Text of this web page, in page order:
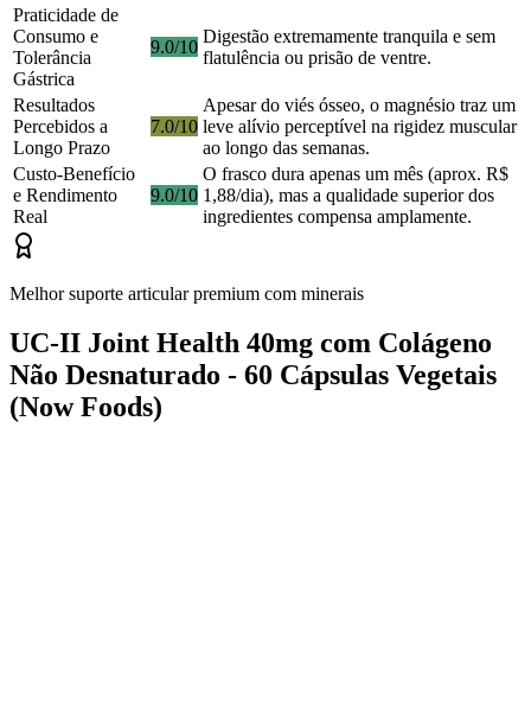
Praticidade de
Consumo e
Tolerância
Gástrica
9.0/10
Digestão extremamente tranquila e sem
flatulência ou prisão de ventre.
Resultados
Percebidos a
Longo Prazo
7.0/10
Apesar do viés ósseo, o magnésio traz um
leve alívio perceptível na rigidez muscular
ao longo das semanas.
Custo-Benefício
e Rendimento
Real
9.0/10
O frasco dura apenas um mês (aprox. R$
1,88/dia), mas a qualidade superior dos
ingredientes compensa amplamente.
Melhor suporte articular premium com minerais
UC-II Joint Health 40mg com Colágeno
Não Desnaturado - 60 Cápsulas Vegetais
(Now Foods)